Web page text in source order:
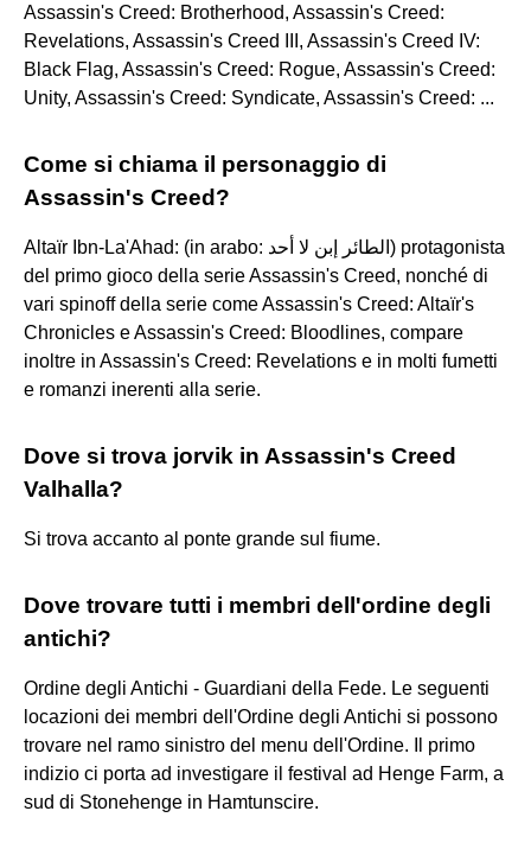
Assassin's Creed: Brotherhood, Assassin's Creed:
Revelations, Assassin's Creed III, Assassin's Creed IV:
Black Flag, Assassin's Creed: Rogue, Assassin's Creed:
Unity, Assassin's Creed: Syndicate, Assassin's Creed: ...
Come si chiama il personaggio di
Assassin's Creed?
Altaïr Ibn-La'Ahad: (in arabo: الطائر إبن لا أحد) protagonista
del primo gioco della serie Assassin's Creed, nonché di
vari spinoff della serie come Assassin's Creed: Altaïr's
Chronicles e Assassin's Creed: Bloodlines, compare
inoltre in Assassin's Creed: Revelations e in molti fumetti
e romanzi inerenti alla serie.
Dove si trova jorvik in Assassin's Creed
Valhalla?
Si trova accanto al ponte grande sul fiume.
Dove trovare tutti i membri dell'ordine degli
antichi?
Ordine degli Antichi - Guardiani della Fede. Le seguenti
locazioni dei membri dell'Ordine degli Antichi si possono
trovare nel ramo sinistro del menu dell'Ordine. Il primo
indizio ci porta ad investigare il festival ad Henge Farm, a
sud di Stonehenge in Hamtunscire.